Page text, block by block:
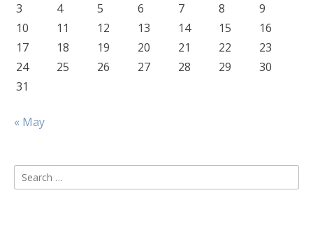
3
4 5 6 7 8
9
10
11 12 13 14 15
16
17
18 19 20 21 22
23
24
25 26 27 28 29
30
31
« May
Search
for: